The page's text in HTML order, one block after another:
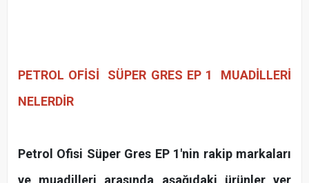
PETROL OFİSİ SÜPER GRES EP 1 MUADİLLERİ
NELERDİR
Petrol Ofisi Süper Gres EP 1'nin rakip markaları
ve muadilleri arasında aşağıdaki ürünler yer